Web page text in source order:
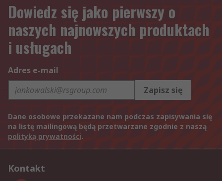
Dowiedz się jako pierwszy o
naszych najnowszych produktach
i usługach
Adres e-mail
Zapisz się
Dane osobowe przekazane nam podczas zapisywania się
na listę mailingową będą przetwarzane zgodnie z naszą
polityką prywatności.
Kontakt